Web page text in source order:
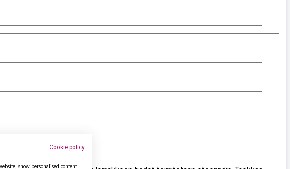
Cookie policy
show personalised content